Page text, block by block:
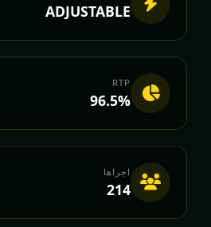
ADJUSTABLE
RTP
96.5%
اجراها
214